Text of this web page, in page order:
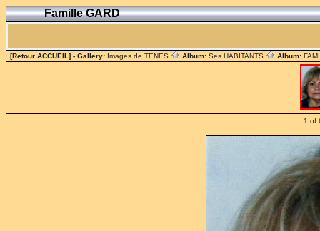
Famille GARD
[Retour ACCUEIL] - Gallery: Images de TENES Album: Ses HABITANTS Album:
1 of